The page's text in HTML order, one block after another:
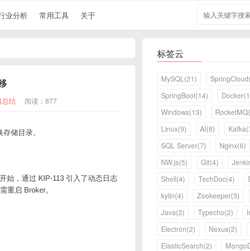
业分析 常用工具 关于
总结 阅读：877
储目录。
始，通过 KIP-113 引入了动态日志
重启 Broker。
标签云
MySQL(21)
SpringBoot(14)
Windows(13)
Linux(9)
AI(8)
SQL Server(7)
Nginx(6)
NW.js(5)
Git(4)
Shell(4)
TechDoc(4)
kylin(4)
Zookeeper(3)
Java(2)
Typecho(2)
Electron(2)
Nexus(2)
ElasticSearch(2)